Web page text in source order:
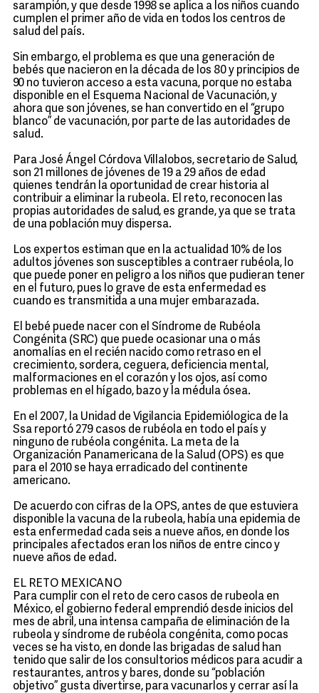
sarampión, y que desde 1998 se aplica a los niños cuando
cumplen el primer año de vida en todos los centros de
salud del país.
Sin embargo, el problema es que una generación de
bebés que nacieron en la década de los 80 y principios de
90 no tuvieron acceso a esta vacuna, porque no estaba
disponible en el Esquema Nacional de Vacunación, y
ahora que son jóvenes, se han convertido en el “grupo
blanco” de vacunación, por parte de las autoridades de
salud.
Para José Ángel Córdova Villalobos, secretario de Salud,
son 21 millones de jóvenes de 19 a 29 años de edad
quienes tendrán la oportunidad de crear historia al
contribuir a eliminar la rubeola. El reto, reconocen las
propias autoridades de salud, es grande, ya que se trata
de una población muy dispersa.
Los expertos estiman que en la actualidad 10% de los
adultos jóvenes son susceptibles a contraer rubéola, lo
que puede poner en peligro a los niños que pudieran tener
en el futuro, pues lo grave de esta enfermedad es
cuando es transmitida a una mujer embarazada.
El bebé puede nacer con el Síndrome de Rubéola
Congénita (SRC) que puede ocasionar una o más
anomalías en el recién nacido como retraso en el
crecimiento, sordera, ceguera, deficiencia mental,
malformaciones en el corazón y los ojos, así como
problemas en el hígado, bazo y la médula ósea.
En el 2007, la Unidad de Vigilancia Epidemiólogica de la
Ssa reportó 279 casos de rubéola en todo el país y
ninguno de rubéola congénita. La meta de la
Organización Panamericana de la Salud (OPS) es que
para el 2010 se haya erradicado del continente
americano.
De acuerdo con cifras de la OPS, antes de que estuviera
disponible la vacuna de la rubeola, había una epidemia de
esta enfermedad cada seis a nueve años, en donde los
principales afectados eran los niños de entre cinco y
nueve años de edad.
EL RETO MEXICANO
Para cumplir con el reto de cero casos de rubeola en
México, el gobierno federal emprendió desde inicios del
mes de abril, una intensa campaña de eliminación de la
rubeola y síndrome de rubéola congénita, como pocas
veces se ha visto, en donde las brigadas de salud han
tenido que salir de los consultorios médicos para acudir a
restaurantes, antros y bares, donde su “población
objetivo” gusta divertirse, para vacunarlos y cerrar así la